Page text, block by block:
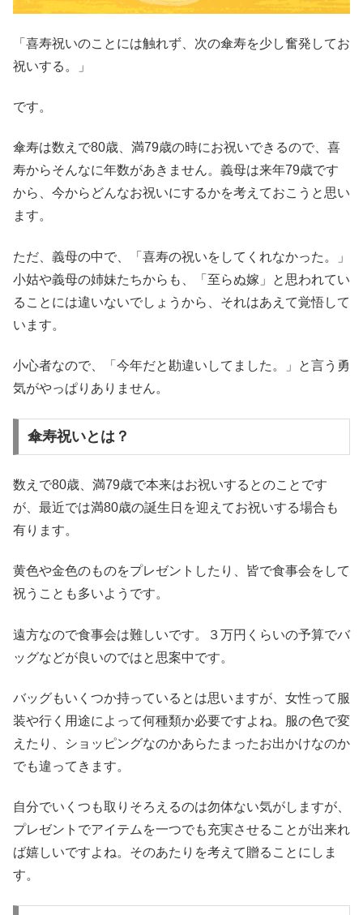
「喜寿祝いのことには触れず、次の傘寿を少し奮発してお
祝いする。」
です。
傘寿は数えで80歳、満79歳の時にお祝いできるので、喜
寿からそんなに年数があきません。義母は来年79歳です
から、今からどんなお祝いにするかを考えておこうと思い
ます。
ただ、義母の中で、「喜寿の祝いをしてくれなかった。」
小姑や義母の姉妹たちからも、「至らぬ嫁」と思われてい
ることには違いないでしょうから、それはあえて覚悟して
います。
小心者なので、「今年だと勘違いしてました。」と言う勇
気がやっぱりありません。
傘寿祝いとは？
数えで80歳、満79歳で本来はお祝いするとのことです
が、最近では満80歳の誕生日を迎えてお祝いする場合も
有ります。
黄色や金色のものをプレゼントしたり、皆で食事会をして
祝うことも多いようです。
遠方なので食事会は難しいです。３万円くらいの予算でバ
ッグなどが良いのではと思案中です。
バッグもいくつか持っているとは思いますが、女性って服
装や行く用途によって何種類か必要ですよね。服の色で変
えたり、ショッピングなのかあらたまったお出かけなのか
でも違ってきます。
自分でいくつも取りそろえるのは勿体ない気がしますが、
プレゼントでアイテムを一つでも充実させることが出来れ
ば嬉しいですよね。そのあたりを考えて贈ることにしま
す。